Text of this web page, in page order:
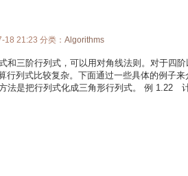
18 21:23 分类： Algorithms
三阶行列式，可以用对角线法则。对于四阶
行列式比较复杂。下面通过一些具体的例子来
是把行列式化成三角形行列式。 例 1.22